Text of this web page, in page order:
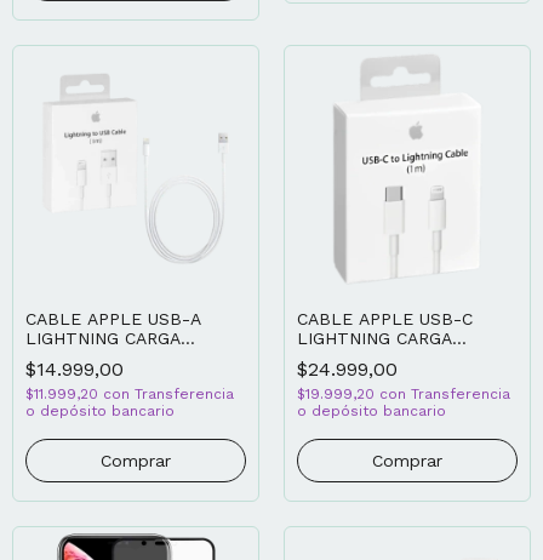
CABLE APPLE USB-A
LIGHTNING CARGA
RÁPIDA 1M
$14.999,00
$11.999,20 con Transferencia
o depósito bancario
CABLE APPLE USB-C
LIGHTNING CARGA
RÁPIDA 1M
$24.999,00
$19.999,20 con Transferencia
o depósito bancario